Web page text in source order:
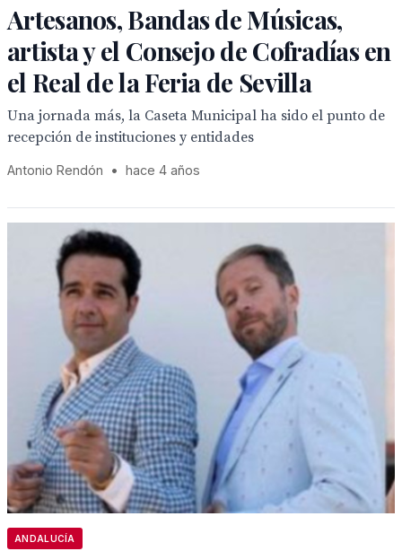
Artesanos, Bandas de Músicas,
artista y el Consejo de Cofradías en
el Real de la Feria de Sevilla
Una jornada más, la Caseta Municipal ha sido el punto de
recepción de instituciones y entidades
Antonio Rendón • hace 4 años
ANDALUCÍA